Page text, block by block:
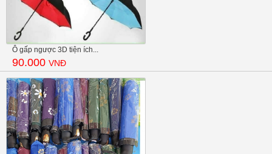
Ô gấp ngược 3D tiện ích...
90.000 VNĐ